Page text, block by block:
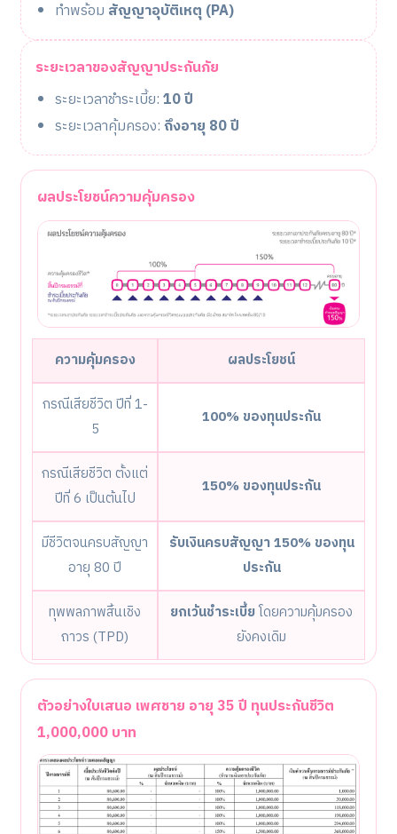
ทำพร้อม สัญญาอุบัติเหตุ (PA)
ระยะเวลาของสัญญาประกันภัย
ระยะเวลาชำระเบี้ย:10 ปี
ระยะเวลาคุ้มครอง:ถึงอายุ 80 ปี
ผลประโยชน์ความคุ้มครอง
ความคุ้มครอง
ผลประโยชน์
กรณีเสียชีวิต ปีที่ 1-
5
100% ของทุนประกัน
กรณีเสียชีวิต ตั้งแต่
ปีที่ 6 เป็นต้นไป
150% ของทุนประกัน
มีชีวิตจนครบสัญญา
อายุ 80 ปี
รับเงินครบสัญญา 150% ของทุน
ประกัน
ทุพพลภาพสิ้นเชิง
ถาวร (TPD)
ยกเว้นชำระเบี้ยโดยความคุ้มครอง
ยังคงเดิม
ตัวอย่างใบเสนอ เพศชาย อายุ 35 ปี ทุนประกันชีวิต
1,000,000 บาท